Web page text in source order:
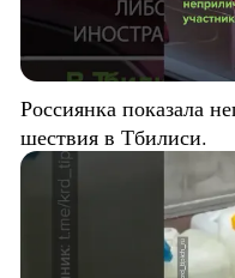
Россиянка показала
шествия в Тбилиси.